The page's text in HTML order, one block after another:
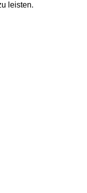
leisten.